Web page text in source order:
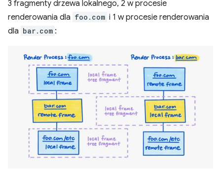
3 fragmenty drzewa lokalnego, 2 w procesie
renderowania dla foo.com i 1 w procesie renderowania
dla bar.com :